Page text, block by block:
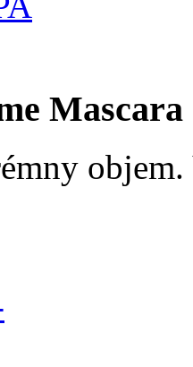
Mascara